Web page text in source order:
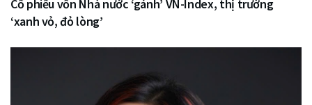
Cổ phiếu vốn Nhà nước ‘gánh’ VN-Index, thị trường
‘xanh vỏ, đỏ lòng’